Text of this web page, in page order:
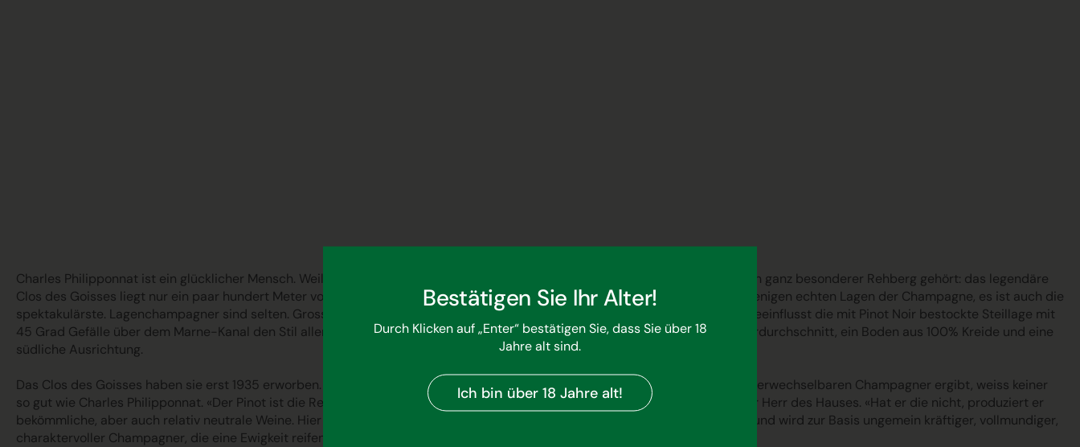
Charles Philipponnat ist ein glücklicher Mensch. Weil er das Haus leite, das seine Vorfahren gegründet haben. Und weil dazu ein ganz besonderer Rehberg gehört: das legendäre
Clos des Goisses liegt nur ein paar hundert Meter vom Philipponnat­-Stammsitz in Mareuil entfernt. Es zählt nicht nur zu den wenigen echten Lagen der Champagne, es ist auch die
spektakulärste. Lagenchampagner sind selten. Grosse Champagner sind Assemblagen. Bei Philipponnat ist das anders. Hier beeinflusst die mit Pinot Noir bestockte Steillage mit
45 Grad Gefälle über dem Marne-Kanal den Stil aller Philipponnat-Weine, sowie ein Mikroklima mit 1,5°C über dem Temperaturdurchschnitt, ein Boden aus 100% Kreide und eine
südliche Ausrichtung.
Das Clos des Goisses haben sie erst 1935 erworben. Dennoch wurde es rasch zum Symbol des Hauses. Warum es einen so unverwechselbaren Champagner ergibt, weiss keiner
so gut wie Charles Philipponnat. «Der Pinot ist die Rebsorte der Champagne, die am meisten Sonne benötigt», kommentiert der Herr des Hauses. «Hat er die nicht, produziert er
bekömm­liche, aber auch relativ neutrale Weine. Hier im Clos, an der Kalkflanke der Montagne de Reims, reift er besonders gut und wird zur Basis ungemein kräftiger, vollmundiger,
charaktervoller Champagner, die eine Ewigkeit reifen können.»
Bestätigen Sie Ihr Alter!
Durch Klicken auf „Enter“ bestätigen Sie, dass Sie über 18
Jahre alt sind.
Ich bin über 18 Jahre alt!